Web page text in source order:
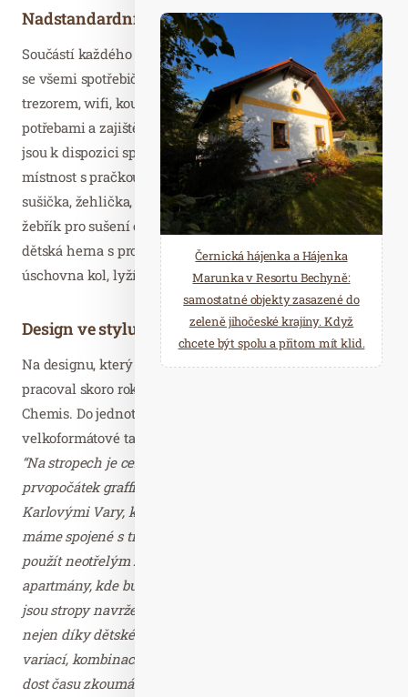
Nadstandardní vybavení apartmánů
Součástí každého apartmánu je plně vybavená kuchyně
se všemi spotřebiči, Smart TV se satelitními kanály,
trezorem, wifi, koupelnou vybavenou toaletními
potřebami a zajištěn je také každodenní úklid. Pro hosty
jsou k dispozici společné prostory domu, kde je technická
místnost s pračkou a to včetně pracího prášku, dále
sušička, žehlička, žehlicí prkno, dřez a velký otopný
žebřík pro sušení oblečení. V přízemí domu se nachází
dětská herna s prolézačkami, dětskými hračkami,
úschovna kol, lyží a kočárků.
Design ve stylu street art
Na designu, který se prolíná celým interiérem budovy,
pracoval skoro rok světově uznávaný streetartový umělec
Chemis. Do jednotlivých pokojů vytvořil originální
velkoformátové tapety a hlavní halu tvořil sám sprejem.
“Na stropech je centrální motiv, který zobrazuje
prvopočátek graffiti a další tématika související s
Karlovými Vary, kde je v jednotlivých detailech vše, co
máme spojené s tímto městem. Snažil jsem se motivy
použít neotřelým způsobem. Jedná se o rodinné
apartmány, kde budou ubytované rodiny s dětmi, a proto
jsou stropy navržené jako neomezený zdroj, ve kterém
nejen díky dětské představivosti můžete najít nespočet
variací, kombinací a témat. Host může strávit poměrně
dost času zkoumáním a třeba i relaxací z postele. Je to
Černická hájenka a Hájenka
Marunka v Resortu Bechyně:
samostatné objekty zasazené do
zeleně jihočeské krajiny. Když
chcete být spolu a přitom mít klid.